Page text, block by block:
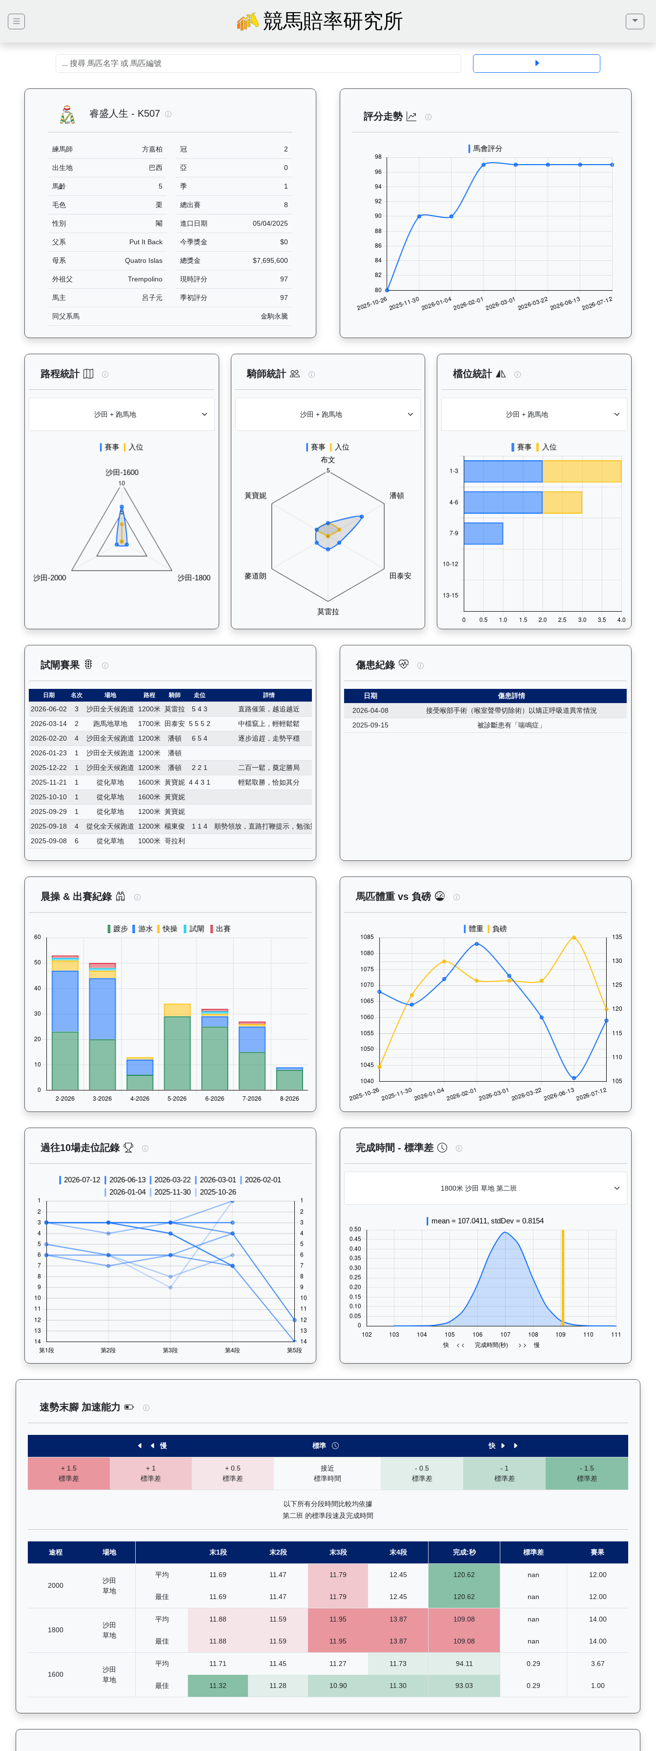
競馬賠率研究所
睿盛人生 - K507 睿盛人生（K507）— 馬匹基本資料：查看香港賽馬會賽駒的完整檔案，包括練馬師、出生地、馬齡、毛色、
練馬師 方嘉柏 冠 2
出生地 巴西 亞 0
馬齡 5 季 1
毛色 栗 總出賽 8
性別 閹 進口日期 05/04/2025
父系 Put It Back 今季獎金 $0
母系 Quatro Islas 總獎金 $7,695,600
外祖父 Trempolino 現時評分 97
馬主 呂子元 季初評分 97
同父系馬 金駒永騰
評分走勢 睿盛人生（K507）— 評分走勢圖表：追蹤香港賽
路程統計 睿盛人生（K507）— 路程統計分析：查看香港賽駒在不同途程距離（1000米至2400米）的出賽次數與入位率統計，支援
騎師統計 睿盛人生（K507）— 騎師統計分析：查看各騎師策騎此馬匹的出賽次數與
檔位統計 睿盛人生（K507）— 檔位統
試閘賽果 睿盛人生（K507）— 試閘賽果紀錄：查看馬匹所有試閘（Barrier Trial）的歷史成績，包括日期、名次、場地、路程、騎
日期 名次 場地 路程 騎師 走位 詳情
2026-06-02 3 沙田全天候跑道 1200米 莫雷拉 5 4 3
直路催策，越追越近
2026-03-14
2 跑馬地草地 1700米 田泰安 5 5 5 2
中檔竄上，輕輕鬆鬆
2026-02-20
4 沙田全天候跑道 1200米 潘頓 6 5 4
逐步追趕，走勢平穩
2026-01-23
1 沙田全天候跑道 1200米
潘頓
2025-12-22
1 沙田全天候跑道 1200米 潘頓 2 2 1
二百一鬆，奠定勝局
2025-11-21
1 從化草地 1600米 黃寶妮 4 4 3 1
輕鬆取勝，恰如其分
2025-10-10
1 從化草地 1600米 黃寶妮
2025-09-29
1 從化草地 1200米 黃寶妮
2025-09-18
4 從化全天候跑道 1200米 楊東俊 1 1 4
順勢領放，直路打鞭提示，勉強第四
2025-09-08
6 從化草地 1000米 哥拉利
傷患紀錄 睿盛人生（K507）— 傷患紀錄：查看馬匹完整的獸
日期
傷患詳情
2026-04-08
接受喉部手術（喉室聲帶切除術）以矯正呼吸道異常情況
2025-09-15
被診斷患有「喘鳴症」
晨操 & 出賽紀錄 睿盛人生（K507）— 晨操及出賽紀錄圖表：以月度圖表顯示馬匹訓練活動（慢跑、游泳、快跑）及試閘、正式出
馬匹體重 vs 負磅 睿盛人生（K507）— 馬匹體重與負磅走勢
過往10場走位記錄 睿盛人生（K507）— 過往走位記錄圖表：查看馬匹最近10場比賽的走位變化趨勢，分析馬匹的跑法風格和衝線
完成時間 - 標準差 睿盛人生（K507）— 完成時間標準差分析
速勢末腳 加速能力 睿盛人生（K507）— 速勢末腳加速能力分析：查看馬匹在各途程和場地的詳細分段時間（末1段至末4段），以
慢 標準 快
+ 1.5
標準差
+ 1
標準差
+ 0.5
標準差
接近
標準時間
- 0.5
標準差
- 1
標準差
- 1.5
標準差
以下所有分段時間比較均依據
第二班 的標準段速及完成時間
途程 場地 末1段 末2段 末3段 末4段 完成:秒 標準差 賽果
2000
沙田
草地
平均 11.69 11.47 11.79 12.45 120.62 nan 12.00
最佳 11.69 11.47 11.79 12.45 120.62 nan 12.00
1800
沙田
草地
平均 11.88 11.59 11.95 13.87 109.08 nan 14.00
最佳 11.88 11.59 11.95 13.87 109.08 nan 14.00
1600
沙田
草地
平均 11.71 11.45 11.27 11.73 94.11 0.29 3.67
最佳 11.32 11.28 10.90 11.30 93.03 0.29 1.00